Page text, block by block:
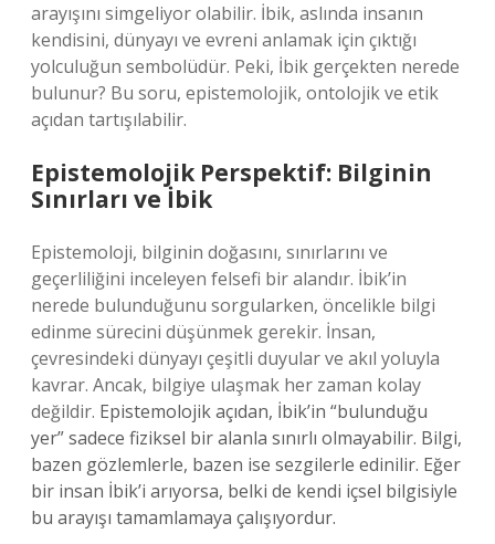
arayışını simgeliyor olabilir. İbik, aslında insanın
kendisini, dünyayı ve evreni anlamak için çıktığı
yolculuğun sembolüdür. Peki, İbik gerçekten nerede
bulunur? Bu soru, epistemolojik, ontolojik ve etik
açıdan tartışılabilir.
Epistemolojik Perspektif: Bilginin
Sınırları ve İbik
Epistemoloji, bilginin doğasını, sınırlarını ve
geçerliliğini inceleyen felsefi bir alandır. İbik’in
nerede bulunduğunu sorgularken, öncelikle bilgi
edinme sürecini düşünmek gerekir. İnsan,
çevresindeki dünyayı çeşitli duyular ve akıl yoluyla
kavrar. Ancak, bilgiye ulaşmak her zaman kolay
değildir. Epistemolojik açıdan, İbik’in “bulunduğu
yer” sadece fiziksel bir alanla sınırlı olmayabilir. Bilgi,
bazen gözlemlerle, bazen ise sezgilerle edinilir. Eğer
bir insan İbik’i arıyorsa, belki de kendi içsel bilgisiyle
bu arayışı tamamlamaya çalışıyordur.